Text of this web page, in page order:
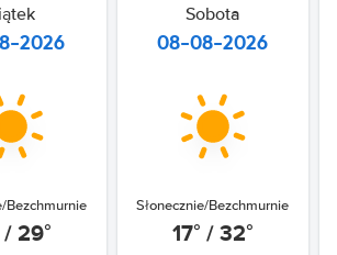
2026
Bezchmurnie
/ 29°
Sobota
08-08-2026
Słonecznie/Bezchmurnie
17° / 32°